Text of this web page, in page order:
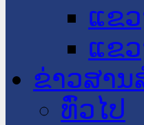
ແຂ
ແຂ
ຂ່າວສານ
​ທົ່ວ​ໄປ